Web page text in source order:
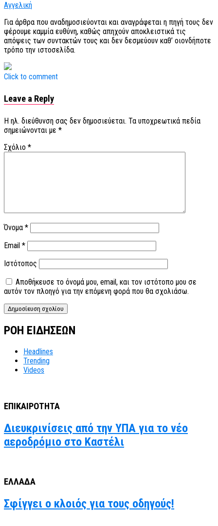
Αγγελική
Για άρθρα που αναδημοσιεύονται και αναγράφεται η πηγή τους δεν
φέρουμε καμμία ευθύνη, καθώς απηχούν αποκλειστικά τις
απόψεις των συντακτών τους και δεν δεσμεύουν καθ’ οιονδήποτε
τρόπο την ιστοσελίδα.
Click to comment
Leave a Reply
Η ηλ. διεύθυνση σας δεν δημοσιεύεται. Τα υποχρεωτικά πεδία
σημειώνονται με *
Σχόλιο *
Όνομα *
Email *
Ιστότοπος
Αποθήκευσε το όνομά μου, email, και τον ιστότοπο μου σε
αυτόν τον πλοηγό για την επόμενη φορά που θα σχολιάσω.
ΡΟΗ ΕΙΔΗΣΕΩΝ
Headlines
Trending
Videos
ΕΠΙΚΑΙΡΟΤΗΤΑ
Διευκρινίσεις από την ΥΠΑ για το νέο
αεροδρόμιο στο Καστέλι
ΕΛΛΑΔΑ
Σφίγγει ο κλοιός για τους οδηγούς!